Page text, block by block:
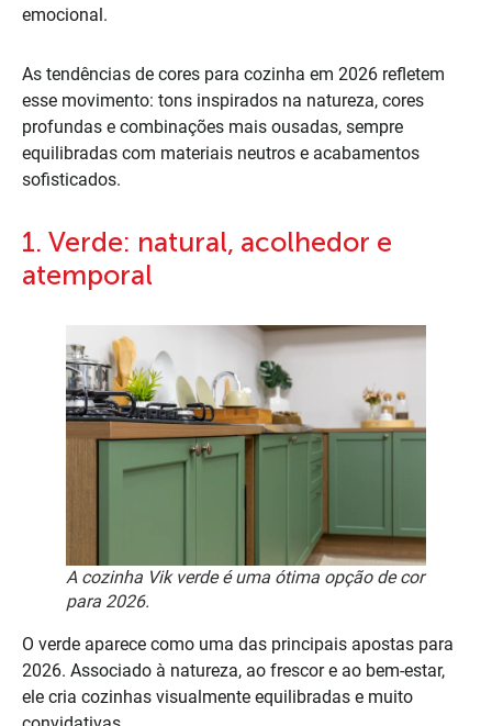
emocional.
As tendências de cores para cozinha em 2026 refletem
esse movimento: tons inspirados na natureza, cores
profundas e combinações mais ousadas, sempre
equilibradas com materiais neutros e acabamentos
sofisticados.
1. Verde: natural, acolhedor e
atemporal
A cozinha Vik verde é uma ótima opção de cor
para 2026.
O verde aparece como uma das principais apostas para
2026. Associado à natureza, ao frescor e ao bem-estar,
ele cria cozinhas visualmente equilibradas e muito